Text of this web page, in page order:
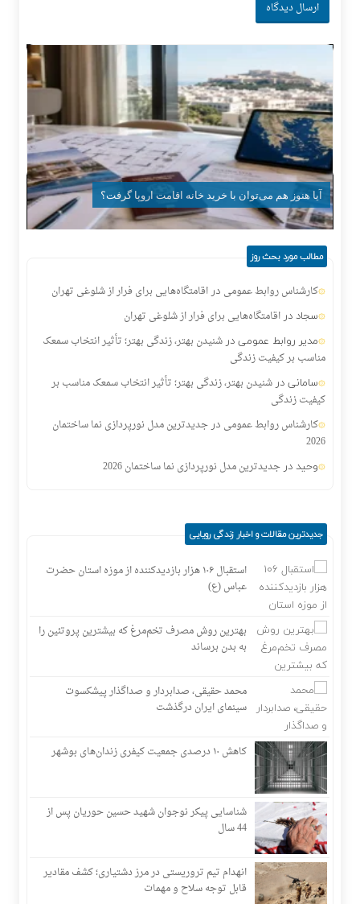
آیا هنوز هم می‌توان با خرید خانه اقامت اروپا گرفت؟
مطالب مورد بحث روز
کارشناس روابط عمومی در اقامتگاه‌هایی برای فرار از شلوغی تهران
سجاددر اقامتگاه‌هایی برای فرار از شلوغی تهران
مدیر روابط عمومیدر شنیدن بهتر، زندگی بهتر؛ تأثیر انتخاب سمعک
مناسب بر کیفیت زندگی
سامانیدر شنیدن بهتر، زندگی بهتر؛ تأثیر انتخاب سمعک مناسب بر
کیفیت زندگی
کارشناس روابط عمومی در جدیدترین مدل نورپردازی نما ساختمان
2026
وحیددر جدیدترین مدل نورپردازی نما ساختمان 2026
جدیدترین مقالات و اخبار زندگی رویایی
استقبال ۱۰۶ هزار بازدیدکننده از موزه استان حضرت
عباس (ع)
بهترین روش مصرف تخم‌مرغ که بیشترین پروتئین را
به بدن برساند
محمد حقیقی، صدابردار و صداگذار پیشکسوت
سینمای ایران درگذشت
کاهش ۱۰ درصدی جمعیت کیفری زندان‌های بوشهر
شناسایی پیکر نوجوان شهید حسین حوریان پس از
44 سال
انهدام تیم تروریستی در مرز دشتیاری؛ کشف مقادیر
قابل توجه سلاح و مهمات